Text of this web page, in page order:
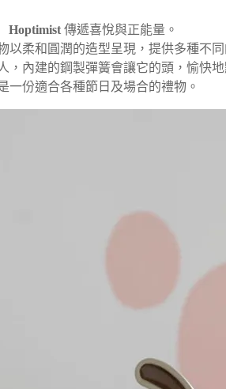
Hoptimist 傳遞喜悅與正能量。
以柔和圓潤的造型呈現，提供多種不同
，內建的鋼製彈簧會讓它的頭，愉快地
一份適合各種節日及場合的禮物。